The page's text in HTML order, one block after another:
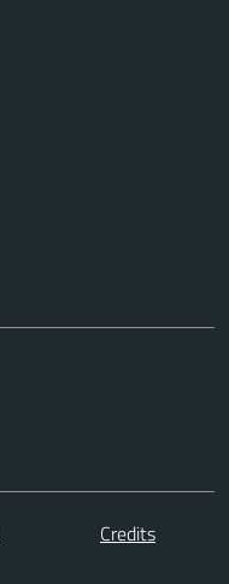
Credits